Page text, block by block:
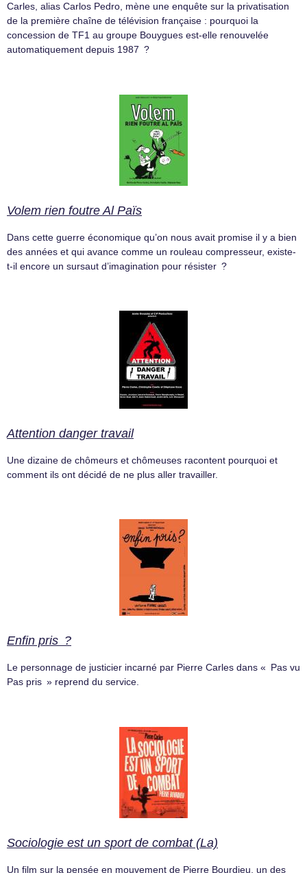
Carles, alias Carlos Pedro, mène une enquête sur la privatisation
de la première chaîne de télévision française : pourquoi la
concession de TF1 au groupe Bouygues est-elle renouvelée
automatiquement depuis 1987 ?
Volem rien foutre Al Païs
Dans cette guerre économique qu’on nous avait promise il y a bien
des années et qui avance comme un rouleau compresseur, existe-
t-il encore un sursaut d’imagination pour résister ?
Attention danger travail
Une dizaine de chômeurs et chômeuses racontent pourquoi et
comment ils ont décidé de ne plus aller travailler.
Enfin pris ?
Le personnage de justicier incarné par Pierre Carles dans « Pas vu
Pas pris » reprend du service.
Sociologie est un sport de combat (La)
Un film sur la pensée en mouvement de Pierre Bourdieu, un des